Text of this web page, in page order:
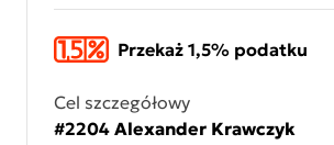
Przekaż 1,5% podatku
Cel szczegółowy
#2204 Alexander Krawczyk